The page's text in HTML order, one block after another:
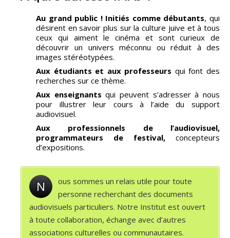
Au grand public ! Initiés comme débutants, qui
désirent en savoir plus sur la culture juive et à tous
ceux qui aiment le cinéma et sont curieux de
découvrir un univers méconnu ou réduit à des
images stéréotypées.
Aux étudiants et aux professeurs qui font des
recherches sur ce thème.
Aux enseignants qui peuvent s’adresser à nous
pour illustrer leur cours à l’aide du support
audiovisuel.
Aux professionnels de l’audiovisuel,
programmateurs de festival, concepteurs
d’expositions.
N
ous sommes un relais utile pour toute
personne recherchant des documents
audiovisuels particuliers. Notre Institut est ouvert
à toute collaboration, échange avec d’autres
associations culturelles ou communautaires.